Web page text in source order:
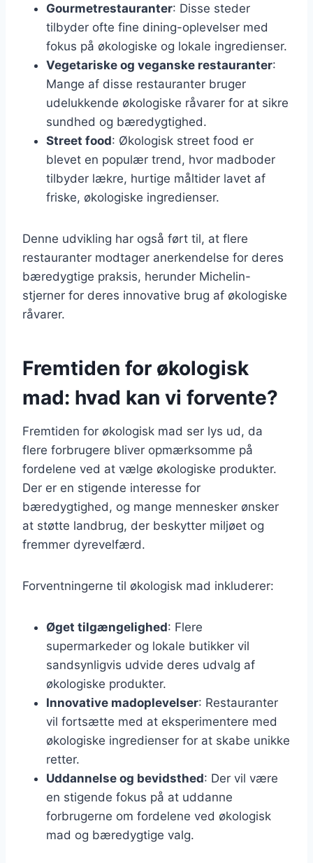
Gourmetrestauranter: Disse steder
tilbyder ofte fine dining-oplevelser med
fokus på økologiske og lokale ingredienser.
Vegetariske og veganske restauranter:
Mange af disse restauranter bruger
udelukkende økologiske råvarer for at sikre
sundhed og bæredygtighed.
Street food: Økologisk street food er
blevet en populær trend, hvor madboder
tilbyder lækre, hurtige måltider lavet af
friske, økologiske ingredienser.
Denne udvikling har også ført til, at flere
restauranter modtager anerkendelse for deres
bæredygtige praksis, herunder Michelin-
stjerner for deres innovative brug af økologiske
råvarer.
Fremtiden for økologisk
mad: hvad kan vi forvente?
Fremtiden for økologisk mad ser lys ud, da
flere forbrugere bliver opmærksomme på
fordelene ved at vælge økologiske produkter.
Der er en stigende interesse for
bæredygtighed, og mange mennesker ønsker
at støtte landbrug, der beskytter miljøet og
fremmer dyrevelfærd.
Forventningerne til økologisk mad inkluderer:
Øget tilgængelighed: Flere
supermarkeder og lokale butikker vil
sandsynligvis udvide deres udvalg af
økologiske produkter.
Innovative madoplevelser: Restauranter
vil fortsætte med at eksperimentere med
økologiske ingredienser for at skabe unikke
retter.
Uddannelse og bevidsthed: Der vil være
en stigende fokus på at uddanne
forbrugerne om fordelene ved økologisk
mad og bæredygtige valg.